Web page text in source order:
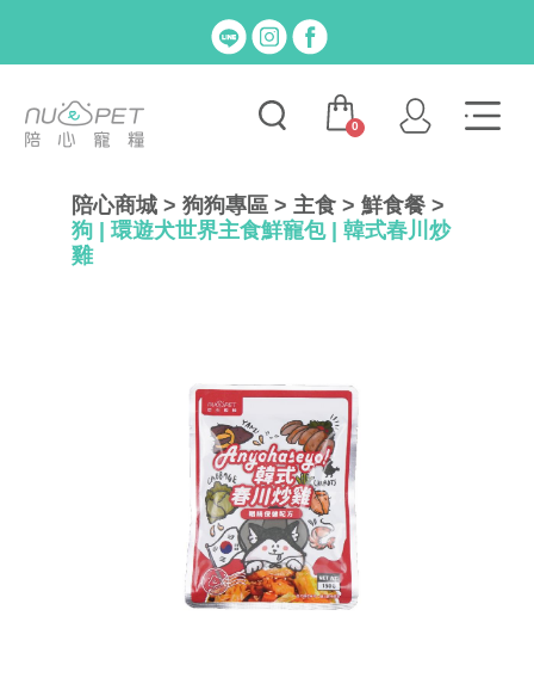
0
陪心商城 > 狗狗專區 > 主食 > 鮮食餐 >
狗 | 環遊犬世界主食鮮寵包 | 韓式春川炒
雞